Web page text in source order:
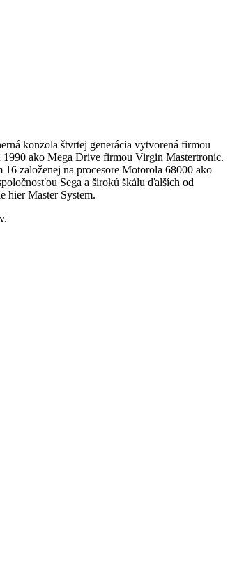
konzola štvrtej generácia vytvorená firmou
ako Mega Drive firmou Virgin Mastertronic.
založenej na procesore Motorola 68000 ako
Sega a širokú škálu ďalších od
hier Master System.